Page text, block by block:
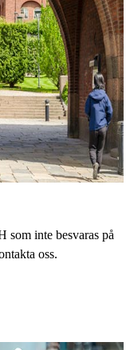
inte besvaras på
oss.